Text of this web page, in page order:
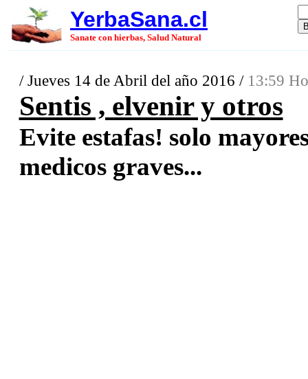
YerbaSana.cl
Sanate con hierbas, Salud Natural
/ Jueves 14 de Abril del año 2016 / 13:59
Sentis , elvenir y otros
Evite estafas! solo
medicos graves...